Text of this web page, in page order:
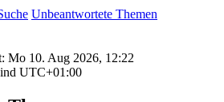
Unbeantwortete Themen
Mo 10. Aug 2026, 12:22
UTC+01:00